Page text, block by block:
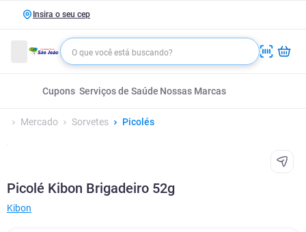
Insira o seu cep
Cupons Serviços de Saúde Nossas Marcas
Mercado Sorvetes Picolés
Picolé Kibon Brigadeiro 52g
Kibon